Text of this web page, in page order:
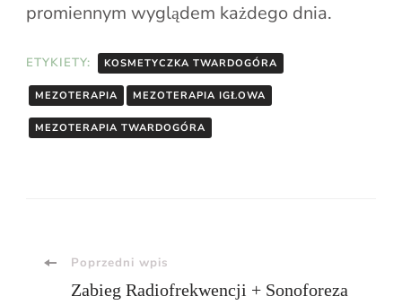
promiennym wyglądem każdego dnia.
ETYKIETY: KOSMETYCZKA TWARDOGÓRA
MEZOTERAPIA MEZOTERAPIA IGŁOWA
MEZOTERAPIA TWARDOGÓRA
Nawigacja
Poprzedni wpis
Zabieg Radiofrekwencji + Sonoforeza